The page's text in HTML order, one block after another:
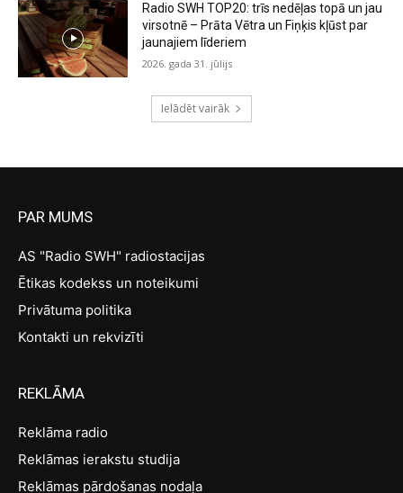
Radio SWH TOP20: trīs nedēļas topā un jau
virsotnē – Prāta Vētra un Fiņķis kļūst par
jaunajiem līderiem
2026. gada 31. jūlijs
Ielādēt vairāk
PAR MUMS
AS "Radio SWH" radiostacijas
Ētikas kodekss un noteikumi
Privātuma politika
Kontakti un rekvizīti
REKLĀMA
Reklāma radio
Reklāmas ierakstu studija
Reklāmas pārdošanas nodaļa